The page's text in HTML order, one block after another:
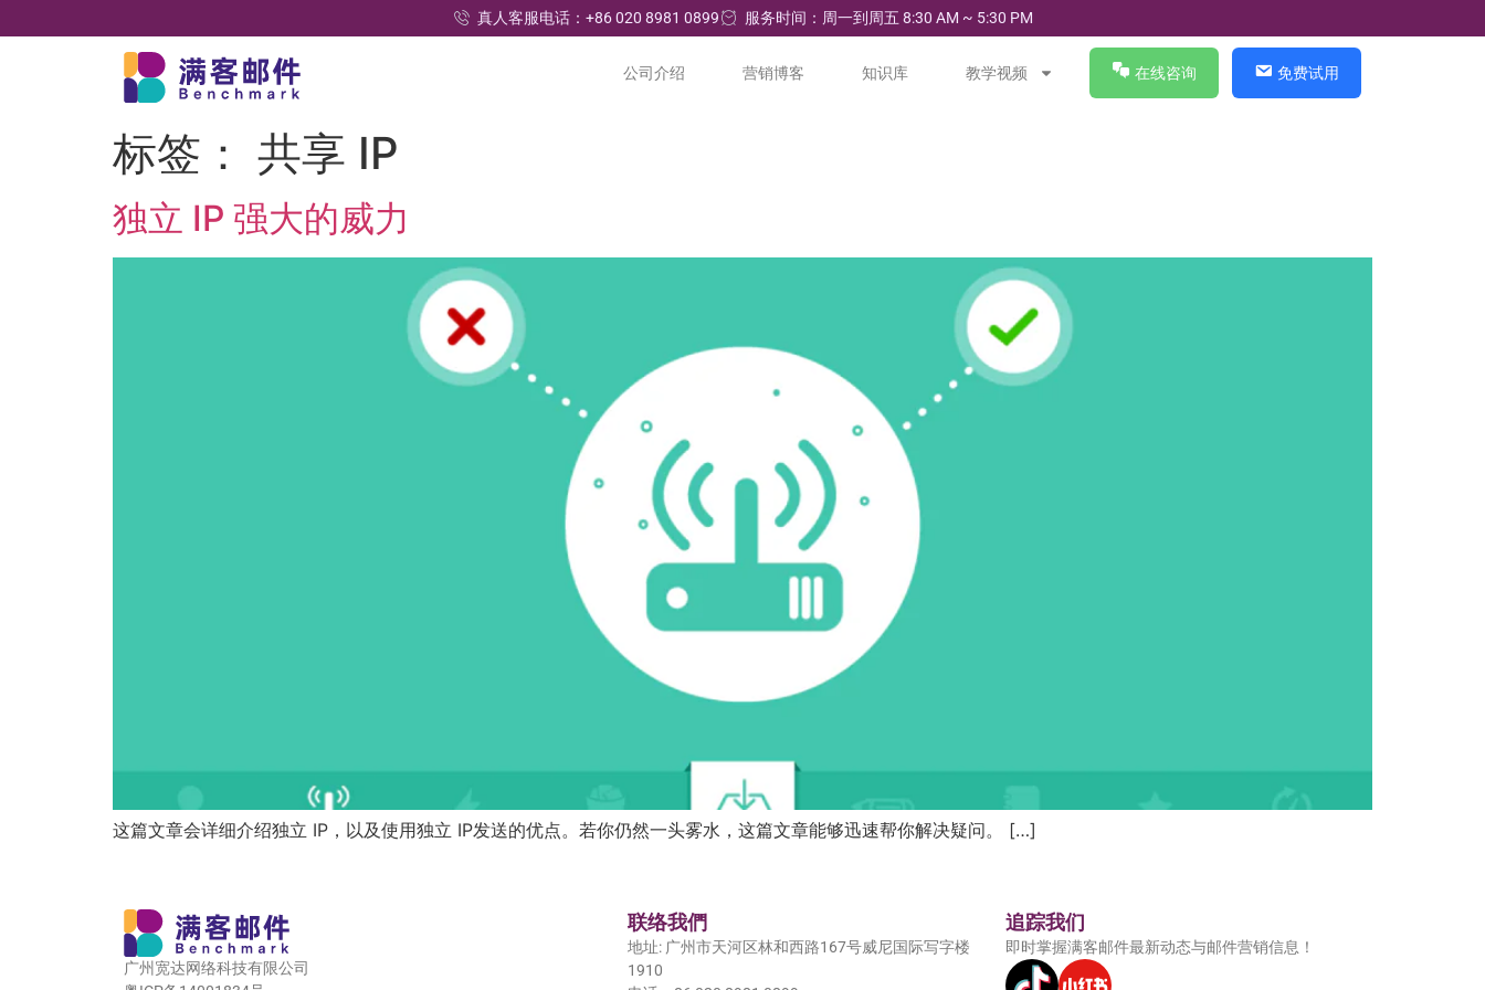
真人客服电话：+86 020 8981 0899 服务时间：周一到周五 8:30 AM ~ 5:30 PM
公司介绍 营销博客 知识库 教学视频 在线咨询 免费试用
标签： 共享 IP
独立 IP 强大的威力
这篇文章会详细介绍独立 IP，以及使用独立 IP发送的优点。若你仍然一头雾水，这篇文章能够迅速帮你解决疑问。 […]
广州宽达网络科技有限公司
联络我們
地址: 广州市天河区林和西路167号威尼国际写字楼
1910
追踪我们
即时掌握满客邮件最新动态与邮件营销信息！